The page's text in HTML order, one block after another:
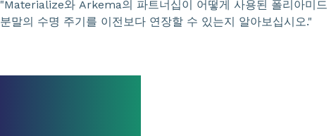
"Materialize와 Arkema의 파트너십이 어떻게 사용된 폴리아미드
분말의 수명 주기를 이전보다 연장할 수 있는지 알아보십시오."